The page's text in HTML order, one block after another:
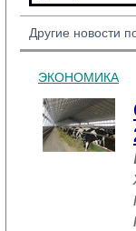
Другие новости
ЭКОНОМИКА